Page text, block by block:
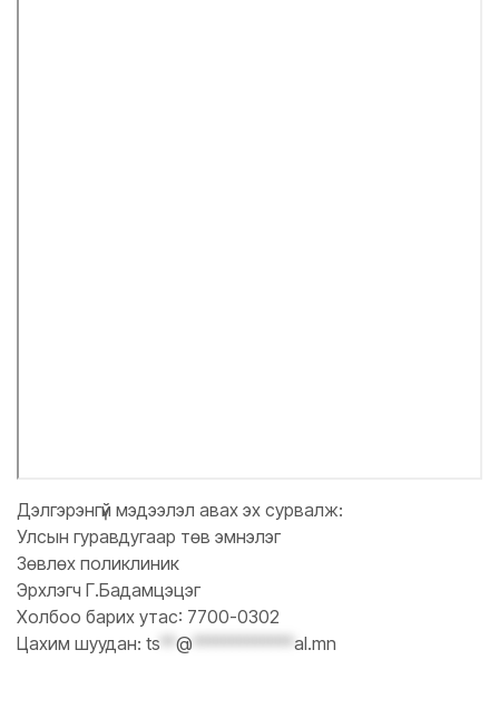
Дэлгэрэнгүй мэдээлэл авах эх сурвалж:
Улсын гуравдугаар төв эмнэлэг
Зөвлөх поликлиник
Эрхлэгч Г.Бадамцэцэг
Холбоо барих утас: 7700-0302
Цахим шуудан: ts @ ************* al.mn